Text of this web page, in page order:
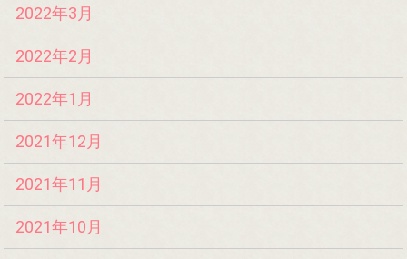
2022年3月
2022年2月
2022年1月
2021年12月
2021年11月
2021年10月